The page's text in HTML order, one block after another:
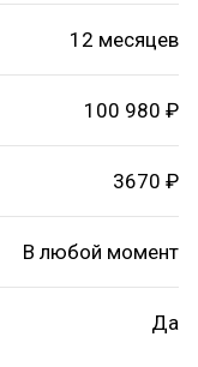
12 месяцев
100 980 ₽
3670 ₽
В любой момент
Да